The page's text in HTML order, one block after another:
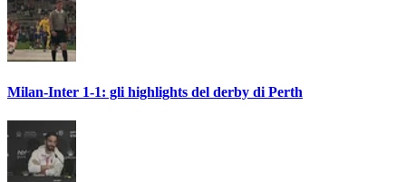
Milan-Inter 1-1: gli highlights del derby di Perth